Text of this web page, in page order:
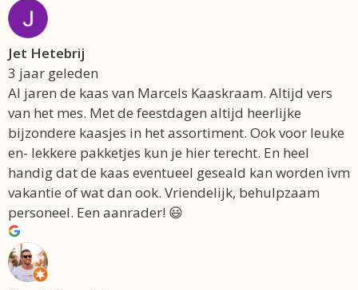
Jet Hetebrij
3 jaar geleden
Al jaren de kaas van Marcels Kaaskraam. Altijd vers
van het mes. Met de feestdagen altijd heerlijke
bijzondere kaasjes in het assortiment. Ook voor leuke
en- lekkere pakketjes kun je hier terecht. En heel
handig dat de kaas eventueel geseald kan worden ivm
vakantie of wat dan ook. Vriendelijk, behulpzaam
personeel. Een aanrader! 😃